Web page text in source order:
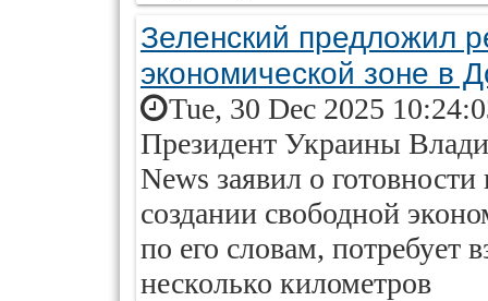
Зеленский предложил
экономической зоне в
Tue, 30 Dec 2025
Президент Украины
News заявил о
создании свободной
по его словам, потребует
несколько километров